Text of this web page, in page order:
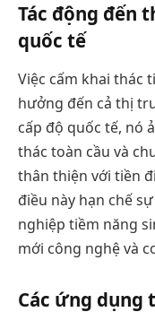
Tác động đến
quốc tế
Việc cấm khai thác
hưởng đến cả thị
cấp độ quốc tế, nó
thác toàn cầu và
thân thiện với tiền
điều này hạn chế
nghiệp tiềm năng
mới công nghệ và
Các ứng dụng